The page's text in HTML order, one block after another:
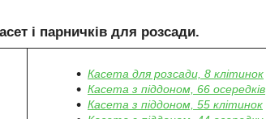
і парничків для розсади.
Касета для розсади, 8 клітинок
Касета з піддоном, 66 осередків
Касета з піддоном, 55 клітинок